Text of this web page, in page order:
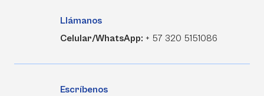
Llámanos
Celular/WhatsApp: + 57 320 5151086
Escríbenos